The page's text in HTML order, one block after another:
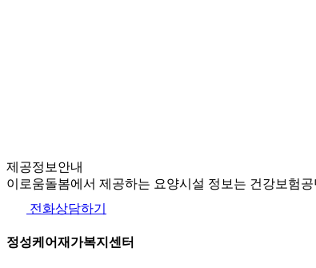
제공정보안내
이로움돌봄에서 제공하는 요양시설 정보는 건강보험
전화상담하기
정성케어재가복지센터